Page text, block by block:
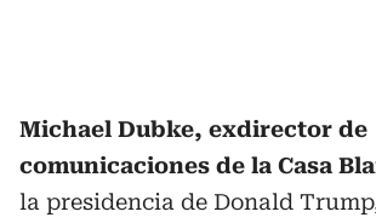
Michael Dubke, exdirector de
comunicaciones de la Casa
la presidencia de Donald